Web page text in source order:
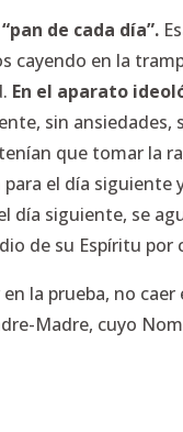
de cada día”.
cayendo en la
En el aparato
sin
que tomar la
el día siguiente
día siguiente, se
de su Espíritu por
la prueba, no
Madre, cuyo